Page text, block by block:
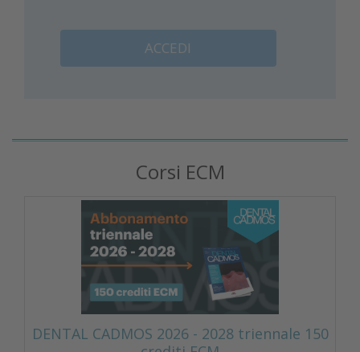
ACCEDI
Corsi ECM
DENTAL CADMOS 2026 - 2028 triennale 150